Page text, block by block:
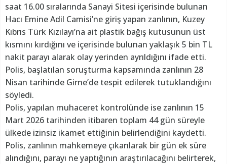
saat 16.00 sıralarında Sanayi Sitesi içerisinde bulunan
Hacı Emine Adil Camisi’ne giriş yapan zanlının, Kuzey
Kıbrıs Türk Kızılayı’na ait plastik bağış kutusunun üst
kısmını kırdığını ve içerisinde bulunan yaklaşık 5 bin TL
nakit parayı alarak olay yerinden ayrıldığını ifade etti.
Polis, başlatılan soruşturma kapsamında zanlının 28
Nisan tarihinde Girne’de tespit edilerek tutuklandığını
söyledi.
Polis, yapılan muhaceret kontrolünde ise zanlının 15
Mart 2026 tarihinden itibaren toplam 44 gün süreyle
ülkede izinsiz ikamet ettiğinin belirlendiğini kaydetti.
Polis, zanlının mahkemeye çıkarılarak bir gün ek süre
alındığını, parayı ne yaptığının araştırılacağını belirterek,